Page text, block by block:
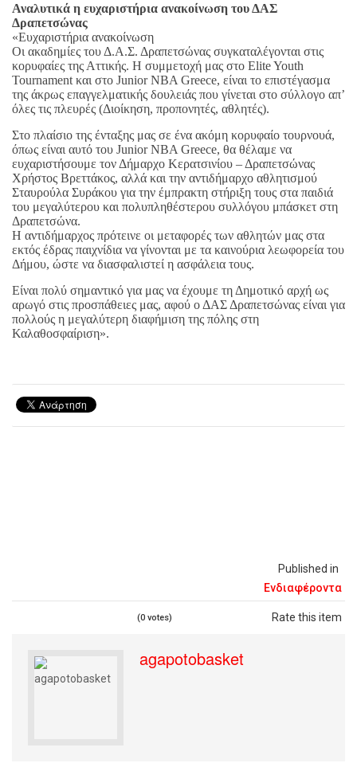
Published in
Ενδιαφέροντα
Rate this item
(0 votes)
Αναλυτικά η ευχαριστήρια ανακοίνωση του ΔΑΣ
Δραπετσώνας
«Ευχαριστήρια ανακοίνωση
Οι ακαδημίες του Δ.Α.Σ. Δραπετσώνας συγκαταλέγονται στις
κορυφαίες της Αττικής. Η συμμετοχή μας στο Elite Youth
Tournament και στο Junior NBA Greece, είναι το επιστέγασμα
της άκρως επαγγελματικής δουλειάς που γίνεται στο σύλλογο απ’
όλες τις πλευρές (Διοίκηση, προπονητές, αθλητές).
Στο πλαίσιο της ένταξης μας σε ένα ακόμη κορυφαίο τουρνουά,
όπως είναι αυτό του Junior NBA Greece, θα θέλαμε να
ευχαριστήσουμε τον Δήμαρχο Κερατσινίου – Δραπετσώνας
Χρήστος Βρεττάκος, αλλά και την αντιδήμαρχο αθλητισμού
Σταυρούλα Συράκου για την έμπρακτη στήριξη τους στα παιδιά
του μεγαλύτερου και πολυπληθέστερου συλλόγου μπάσκετ στη
Δραπετσώνα.
Η αντιδήμαρχος πρότεινε οι μεταφορές των αθλητών μας στα
εκτός έδρας παιχνίδια να γίνονται με τα καινούρια λεωφορεία του
Δήμου, ώστε να διασφαλιστεί η ασφάλεια τους.
Είναι πολύ σημαντικό για μας να έχουμε τη Δημοτικό αρχή ως
αρωγό στις προσπάθειες μας, αφού ο ΔΑΣ Δραπετσώνας είναι για
πολλούς η μεγαλύτερη διαφήμιση της πόλης στη
Καλαθοσφαίριση».
agapotobasket